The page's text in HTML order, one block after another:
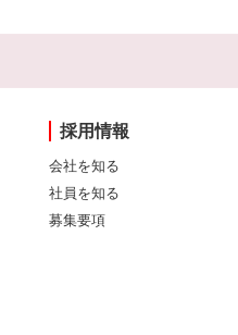
採用情報
会社を知る
社員を知る
募集要項